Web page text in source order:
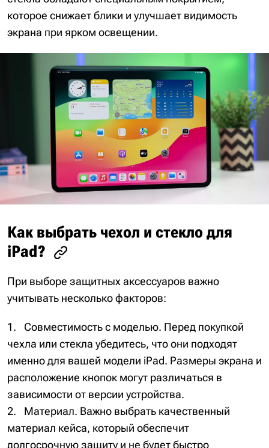
которое снижает блики и улучшает видимость
экрана при ярком освещении.
Как выбрать чехол и стекло для
iPad?
При выборе защитных аксессуаров важно
учитывать несколько факторов:
Совместимость с моделью. Перед покупкой
чехла или стекла убедитесь, что они подходят
именно для вашей модели iPad. Размеры экрана и
расположение кнопок могут различаться в
зависимости от версии устройства.
Материал. Важно выбрать качественный
материал кейса, который обеспечит
долгосрочную защиту и не будет быстро